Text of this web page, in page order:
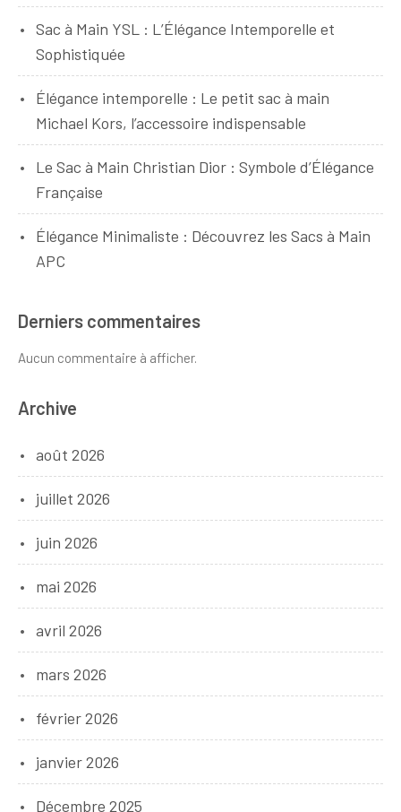
Sac à Main YSL : L’Élégance Intemporelle et
Sophistiquée
Élégance intemporelle : Le petit sac à main
Michael Kors, l’accessoire indispensable
Le Sac à Main Christian Dior : Symbole d’Élégance
Française
Élégance Minimaliste : Découvrez les Sacs à Main
APC
Derniers commentaires
Aucun commentaire à afficher.
Archive
août 2026
juillet 2026
juin 2026
mai 2026
avril 2026
mars 2026
février 2026
janvier 2026
Décembre 2025